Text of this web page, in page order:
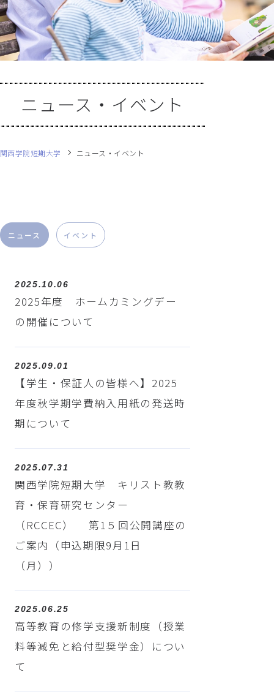
ニュース・イベント
関西学院短期大学 ニュース・イベント
ニュース イベント
2025.10.06
2025年度 ホームカミングデー
の開催について
2025.09.01
【学生・保証人の皆様へ】2025
年度秋学期学費納入用紙の発送時
期について
2025.07.31
関西学院短期大学 キリスト教教
育・保育研究センター
（RCCEC） 第1５回公開講座の
ご案内（申込期限9月1日
（月））
2025.06.25
高等教育の修学支援新制度（授業
料等減免と給付型奨学金）につい
て